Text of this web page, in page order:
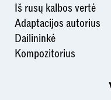
Iš rusų kalbos vertė
Adaptacijos autorius
Dailininkė
Kompozitorius